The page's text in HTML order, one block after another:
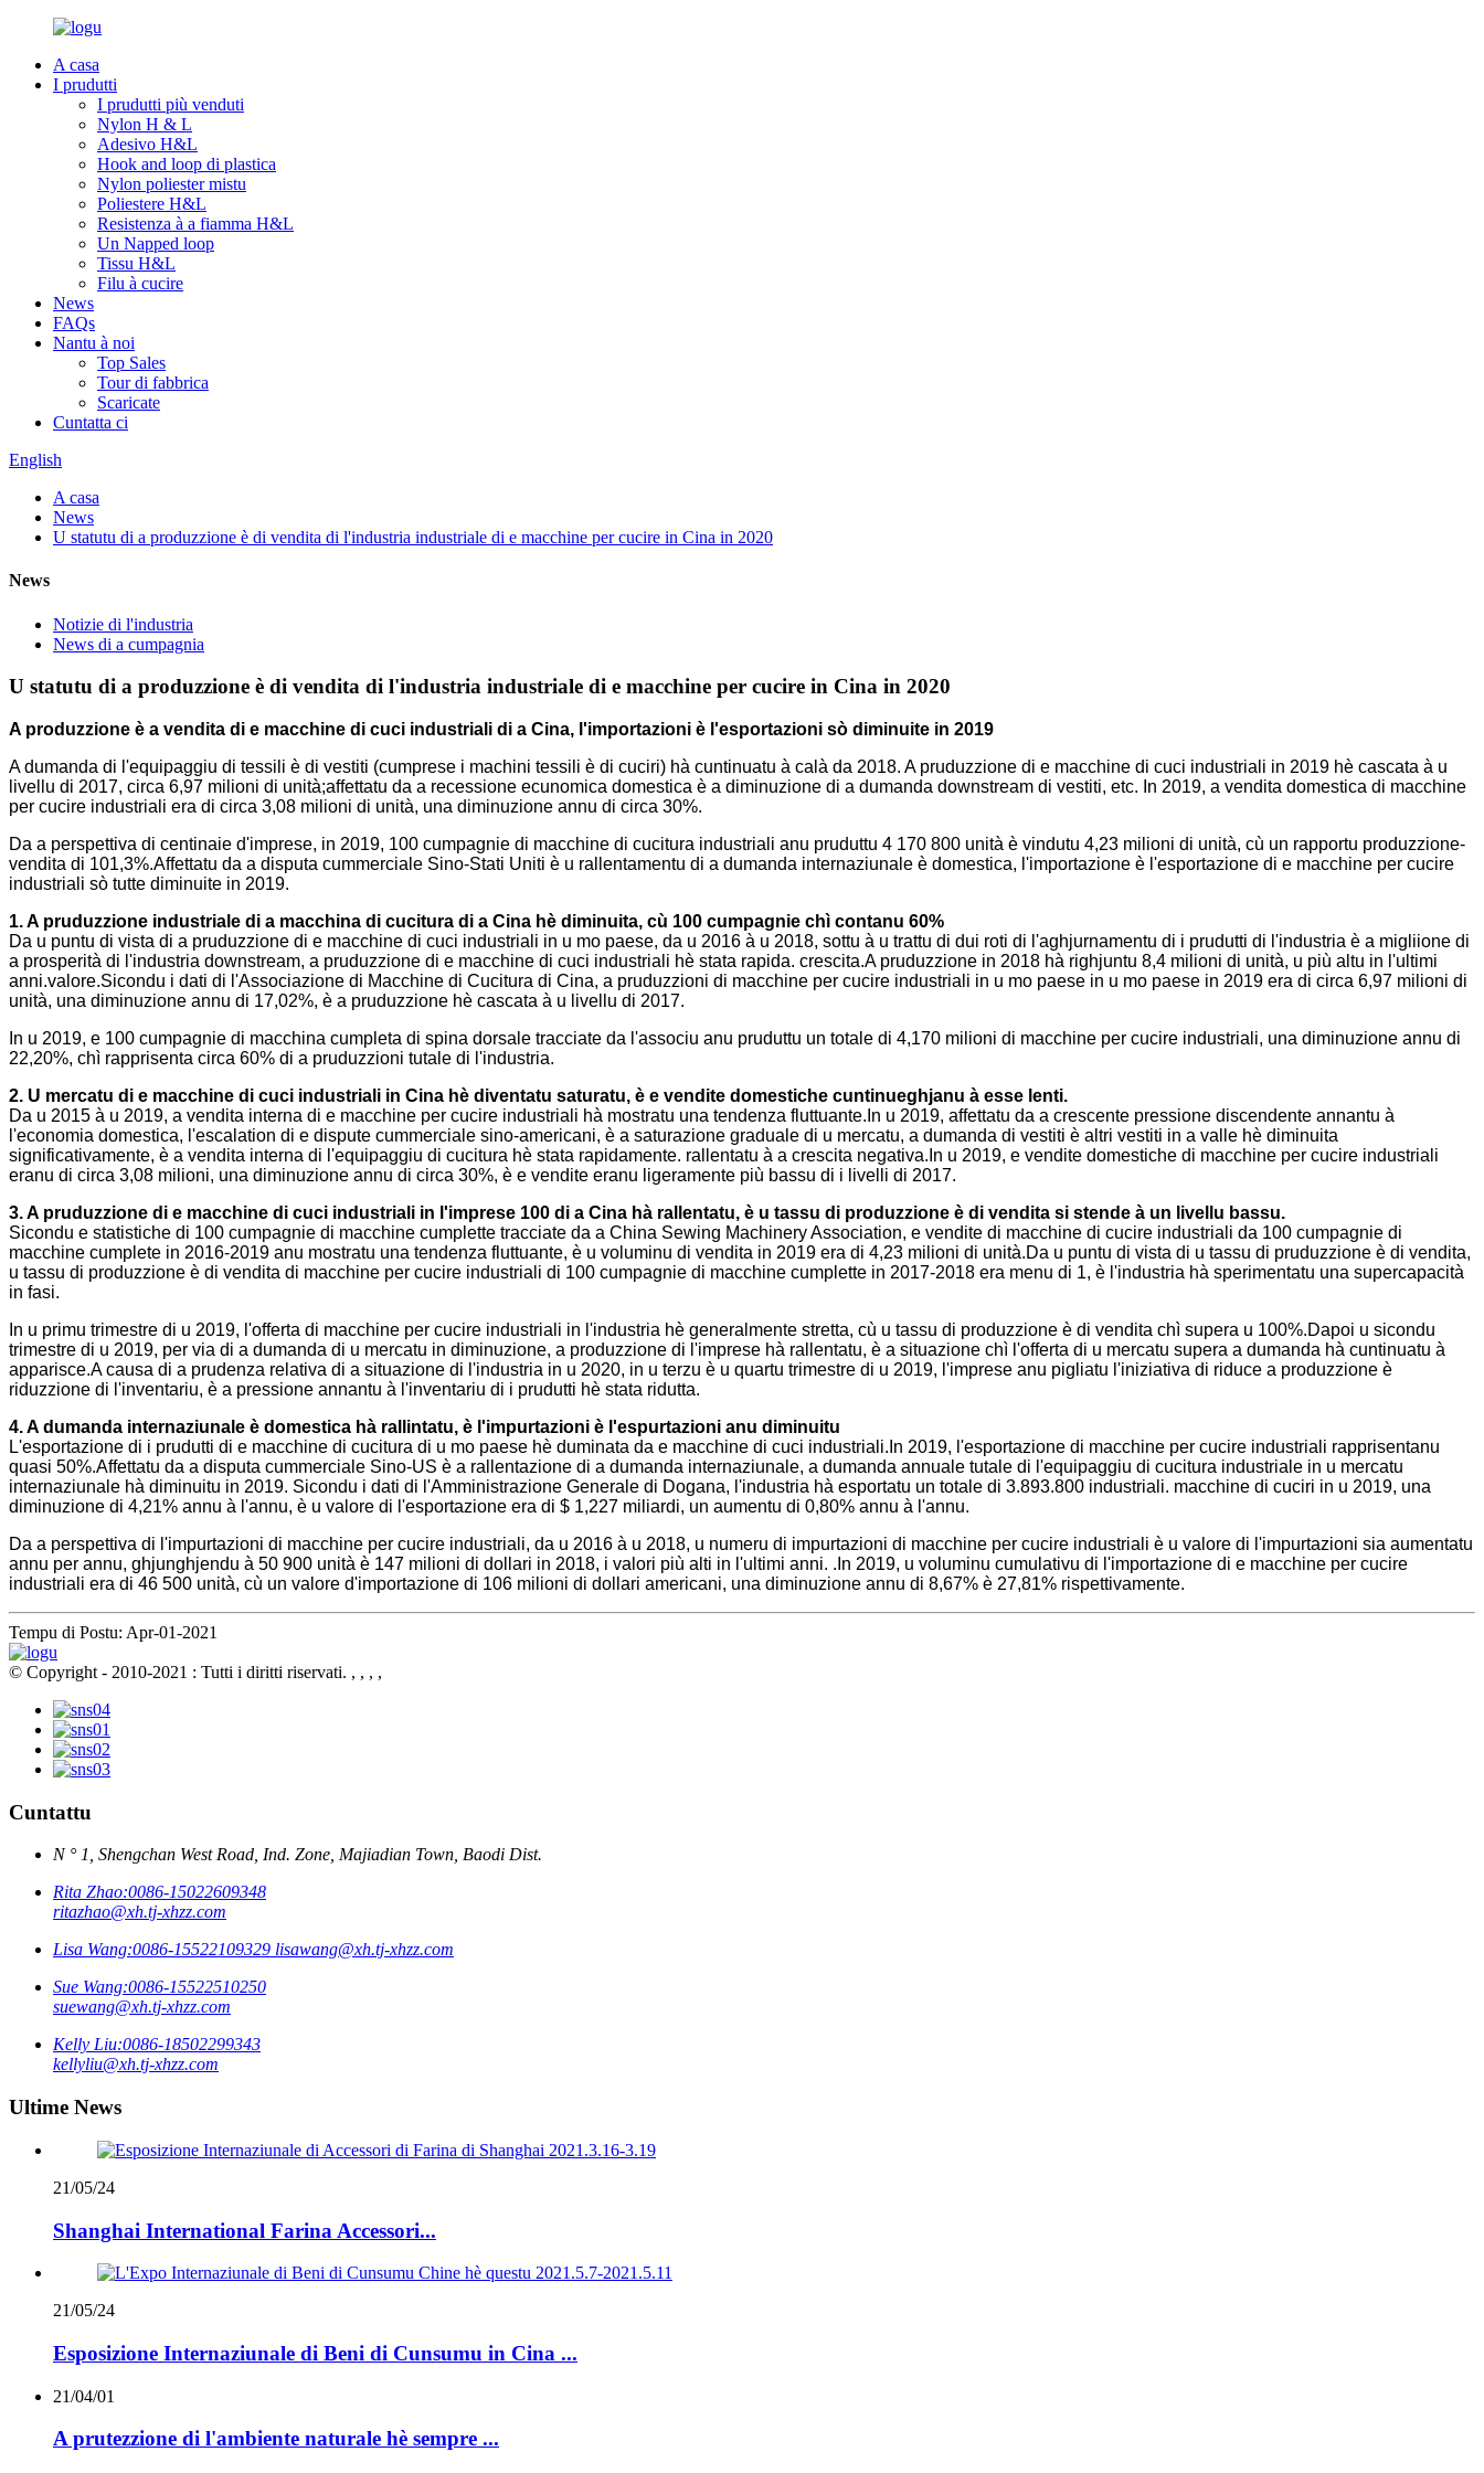
A casa
I prudutti
I prudutti più venduti
Nylon H & L
Adesivo H&L
Hook and loop di plastica
Nylon poliester mistu
Poliestere H&L
Resistenza à a fiamma H&L
Un Napped loop
Tissu H&L
Filu à cucire
News
FAQs
Nantu à noi
Top Sales
Tour di fabbrica
Scaricate
Cuntatta ci
English
A casa
News
U statutu di a produzzione è di vendita di l'industria industriale di e macchine per cucire in Cina in 2020
News
Notizie di l'industria
News di a cumpagnia
U statutu di a produzzione è di vendita di l'industria industriale di e macchine per cucire in Cina in 2020
A produzzione è a vendita di e macchine di cuci industriali di a Cina, l'importazioni è l'esportazioni sò diminuite in 2019
A dumanda di l'equipaggiu di tessili è di vestiti (cumprese i machini tessili è di cuciri) hà cuntinuatu à calà da 2018. A pruduzzione di e macchine di cuci industriali in 2019 hè cascata à u
livellu di 2017, circa 6,97 milioni di unità;affettatu da a recessione ecunomica domestica è a diminuzione di a dumanda downstream di vestiti, etc. In 2019, a vendita domestica di macchine
per cucire industriali era di circa 3,08 milioni di unità, una diminuzione annu di circa 30%.
Da a perspettiva di centinaie d'imprese, in 2019, 100 cumpagnie di macchine di cucitura industriali anu pruduttu 4 170 800 unità è vindutu 4,23 milioni di unità, cù un rapportu produzzione-
vendita di 101,3%.Affettatu da a disputa cummerciale Sino-Stati Uniti è u rallentamentu di a dumanda internaziunale è domestica, l'importazione è l'esportazione di e macchine per cucire
industriali sò tutte diminuite in 2019.
1. A pruduzzione industriale di a macchina di cucitura di a Cina hè diminuita, cù 100 cumpagnie chì contanu 60%
Da u puntu di vista di a pruduzzione di e macchine di cuci industriali in u mo paese, da u 2016 à u 2018, sottu à u trattu di dui roti di l'aghjurnamentu di i prudutti di l'industria è a migliione di
a prosperità di l'industria downstream, a pruduzzione di e macchine di cuci industriali hè stata rapida. crescita.A pruduzzione in 2018 hà righjuntu 8,4 milioni di unità, u più altu in l'ultimi
anni.valore.Sicondu i dati di l'Associazione di Macchine di Cucitura di Cina, a pruduzzioni di macchine per cucire industriali in u mo paese in u mo paese in 2019 era di circa 6,97 milioni di
unità, una diminuzione annu di 17,02%, è a pruduzzione hè cascata à u livellu di 2017.
In u 2019, e 100 cumpagnie di macchina cumpleta di spina dorsale tracciate da l'associu anu pruduttu un totale di 4,170 milioni di macchine per cucire industriali, una diminuzione annu di
22,20%, chì rapprisenta circa 60% di a pruduzzioni tutale di l'industria.
2. U mercatu di e macchine di cuci industriali in Cina hè diventatu saturatu, è e vendite domestiche cuntinueghjanu à esse lenti.
Da u 2015 à u 2019, a vendita interna di e macchine per cucire industriali hà mostratu una tendenza fluttuante.In u 2019, affettatu da a crescente pressione discendente annantu à
l'economia domestica, l'escalation di e dispute cummerciale sino-americani, è a saturazione graduale di u mercatu, a dumanda di vestiti è altri vestiti in a valle hè diminuita
significativamente, è a vendita interna di l'equipaggiu di cucitura hè stata rapidamente. rallentatu à a crescita negativa.In u 2019, e vendite domestiche di macchine per cucire industriali
eranu di circa 3,08 milioni, una diminuzione annu di circa 30%, è e vendite eranu ligeramente più bassu di i livelli di 2017.
3. A pruduzzione di e macchine di cuci industriali in l'imprese 100 di a Cina hà rallentatu, è u tassu di produzzione è di vendita si stende à un livellu bassu.
Sicondu e statistiche di 100 cumpagnie di macchine cumplette tracciate da a China Sewing Machinery Association, e vendite di macchine di cucire industriali da 100 cumpagnie di
macchine cumplete in 2016-2019 anu mostratu una tendenza fluttuante, è u voluminu di vendita in 2019 era di 4,23 milioni di unità.Da u puntu di vista di u tassu di pruduzzione è di vendita,
u tassu di produzzione è di vendita di macchine per cucire industriali di 100 cumpagnie di macchine cumplette in 2017-2018 era menu di 1, è l'industria hà sperimentatu una supercapacità
in fasi.
In u primu trimestre di u 2019, l'offerta di macchine per cucire industriali in l'industria hè generalmente stretta, cù u tassu di produzzione è di vendita chì supera u 100%.Dapoi u sicondu
trimestre di u 2019, per via di a dumanda di u mercatu in diminuzione, a produzzione di l'imprese hà rallentatu, è a situazione chì l'offerta di u mercatu supera a dumanda hà cuntinuatu à
apparisce.A causa di a prudenza relativa di a situazione di l'industria in u 2020, in u terzu è u quartu trimestre di u 2019, l'imprese anu pigliatu l'iniziativa di riduce a produzzione è
riduzzione di l'inventariu, è a pressione annantu à l'inventariu di i prudutti hè stata ridutta.
4. A dumanda internaziunale è domestica hà rallintatu, è l'impurtazioni è l'espurtazioni anu diminuitu
L'esportazione di i prudutti di e macchine di cucitura di u mo paese hè duminata da e macchine di cuci industriali.In 2019, l'esportazione di macchine per cucire industriali rapprisentanu
quasi 50%.Affettatu da a disputa cummerciale Sino-US è a rallentazione di a dumanda internaziunale, a dumanda annuale tutale di l'equipaggiu di cucitura industriale in u mercatu
internaziunale hà diminuitu in 2019. Sicondu i dati di l'Amministrazione Generale di Dogana, l'industria hà esportatu un totale di 3.893.800 industriali. macchine di cuciri in u 2019, una
diminuzione di 4,21% annu à l'annu, è u valore di l'esportazione era di $ 1,227 miliardi, un aumentu di 0,80% annu à l'annu.
Da a perspettiva di l'impurtazioni di macchine per cucire industriali, da u 2016 à u 2018, u numeru di impurtazioni di macchine per cucire industriali è u valore di l'impurtazioni sia aumentatu
annu per annu, ghjunghjendu à 50 900 unità è 147 milioni di dollari in 2018, i valori più alti in l'ultimi anni. .In 2019, u voluminu cumulativu di l'importazione di e macchine per cucire
industriali era di 46 500 unità, cù un valore d'importazione di 106 milioni di dollari americani, una diminuzione annu di 8,67% è 27,81% rispettivamente.
Tempu di Postu: Apr-01-2021
© Copyright - 2010-2021 : Tutti i diritti riservati. , , , ,
Cuntattu
N ° 1, Shengchan West Road, Ind. Zone, Majiadian Town, Baodi Dist.
Rita Zhao:0086-15022609348
ritazhao@xh.tj-xhzz.com
Lisa Wang:0086-15522109329 lisawang@xh.tj-xhzz.com
Sue Wang:0086-15522510250
suewang@xh.tj-xhzz.com
Kelly Liu:0086-18502299343
kellyliu@xh.tj-xhzz.com
Ultime News
21/05/24
Shanghai International Farina Accessori...
21/05/24
Esposizione Internaziunale di Beni di Cunsumu in Cina ...
21/04/01
A prutezzione di l'ambiente naturale hè sempre ...